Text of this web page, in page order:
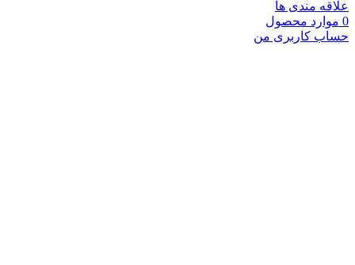
ها
محصول
من